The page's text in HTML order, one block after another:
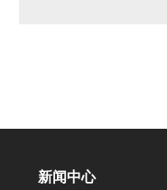
新闻中心